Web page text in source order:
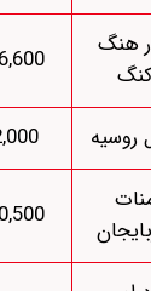
هنگ
کنگ
روسیه